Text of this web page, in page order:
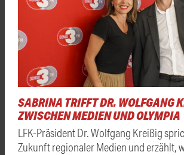
SABRINA TRIFFT DR. WOLFGANG
WISCHEN MEDIEN UND OLYMPIA
LFK-Präsident Dr. Wolfgang Kreißig
Zukunft regionaler Medien und erzählt,